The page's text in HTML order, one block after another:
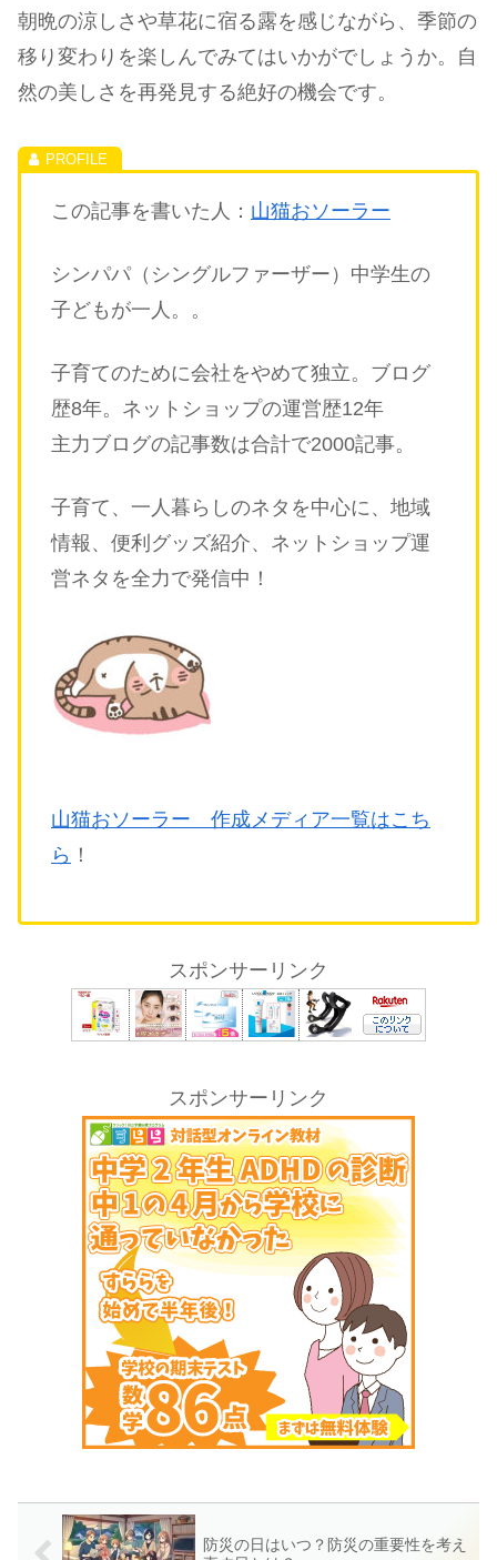
朝晩の涼しさや草花に宿る露を感じながら、季節の
移り変わりを楽しんでみてはいかがでしょうか。自
然の美しさを再発見する絶好の機会です。
この記事を書いた人： 山猫おソーラー
シンパパ（シングルファーザー）中学生の
子どもが一人。。
子育てのために会社をやめて独立。ブログ
歴8年。ネットショップの運営歴12年
主力ブログの記事数は合計で2000記事。
子育て、一人暮らしのネタを中心に、地域
情報、便利グッズ紹介、ネットショップ運
営ネタを全力で発信中！
山猫おソーラー 作成メディア一覧はこち
ら ！
スポンサーリンク
スポンサーリンク
防災の日はいつ？防災の重要性を考え